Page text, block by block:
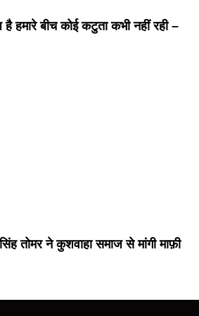
हमारे बीच कोई कटुता कभी नहीं रही –
तोमर ने कुशवाहा समाज से मांगी माफ़ी